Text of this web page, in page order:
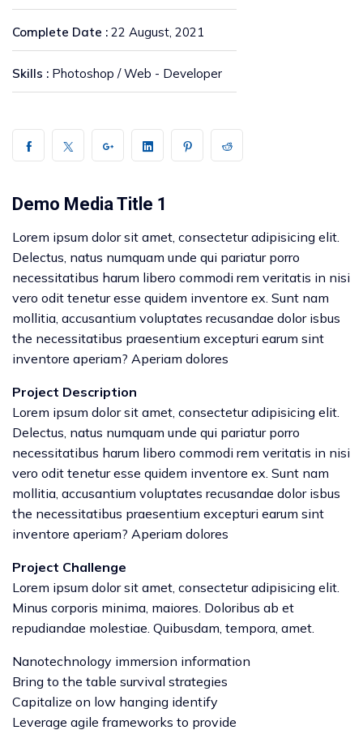
Complete Date : 22 August, 2021
Skills : Photoshop / Web - Developer
Demo Media Title 1
Lorem ipsum dolor sit amet, consectetur adipisicing elit.
Delectus, natus numquam unde qui pariatur porro
necessitatibus harum libero commodi rem veritatis in nisi
vero odit tenetur esse quidem inventore ex. Sunt nam
mollitia, accusantium voluptates recusandae dolor isbus
the necessitatibus praesentium excepturi earum sint
inventore aperiam? Aperiam dolores
Project Description
Lorem ipsum dolor sit amet, consectetur adipisicing elit.
Delectus, natus numquam unde qui pariatur porro
necessitatibus harum libero commodi rem veritatis in nisi
vero odit tenetur esse quidem inventore ex. Sunt nam
mollitia, accusantium voluptates recusandae dolor isbus
the necessitatibus praesentium excepturi earum sint
inventore aperiam? Aperiam dolores
Project Challenge
Lorem ipsum dolor sit amet, consectetur adipisicing elit.
Minus corporis minima, maiores. Doloribus ab et
repudiandae molestiae. Quibusdam, tempora, amet.
Nanotechnology immersion information
Bring to the table survival strategies
Capitalize on low hanging identify
Leverage agile frameworks to provide